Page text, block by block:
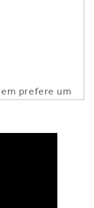
prefere um